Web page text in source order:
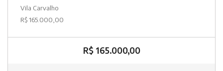
Vila Carvalho
R$ 165.000,00
R$ 165.000,00